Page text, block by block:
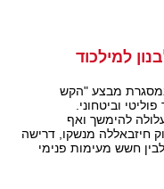
למילכוד
מבצע "הקש
וביטחוני.
להימשך ואף
חיזבאללה מנשקו, דרישה
חשש מעימות פנימי